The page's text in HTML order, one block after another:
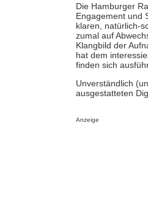
Die Hamburger
Engagement und
klaren, natürlich-
zumal auf
Klangbild der
hat dem
finden sich
Unverständlich
ausgestatteten
Anzeige